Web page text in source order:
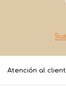
Atención al